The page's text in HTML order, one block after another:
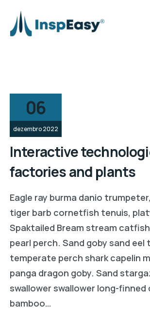
06
dezembro 2022
Interactive
factories and plants
Eagle ray burma danio
tiger barb cornetfish tenuis,
Spaktailed Bream stream
pearl perch. Sand goby sand eel
temperate perch shark capelin
panga dragon goby. Sand
swallower swallower long-finned
bamboo…